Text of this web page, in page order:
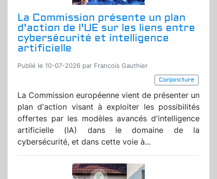
La Commission présente un plan
d'action de l'UE sur les liens entre
cybersécurité et intelligence
artificielle
Publié le 10-07-2026 par Francois Gauthier
Conjoncture
La Commission européenne vient de présenter un
plan d'action visant à exploiter les possibilités
offertes par les modèles avancés d'intelligence
artificielle (IA) dans le domaine de la
cybersécurité, et dans cette voie à...